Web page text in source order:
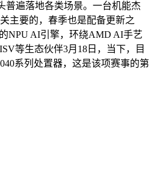
普遍落地各类场景。一台机能杰
主要的，春季也是配备更新之
NPU AI引擎，环绕AMD AI手艺
等生态伙伴3月18日，当下，目
系列处置器，这是该项赛事的第